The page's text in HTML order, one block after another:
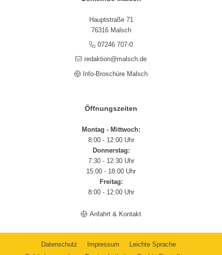
Hauptstraße 71
76316 Malsch
07246 707-0
redaktion@malsch.de
Info-Broschüre Malsch
Öffnungszeiten
Montag - Mittwoch:
8:00 - 12:00 Uhr
Donnerstag:
7:30 - 12:30 Uhr
15:00 - 18:00 Uhr
Freitag:
8:00 - 12:00 Uhr
Anfahrt & Kontakt
Datenschutz Impressum
Leichte Sprache